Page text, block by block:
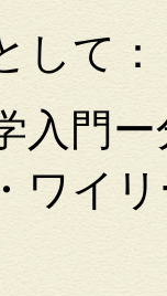
て：
入門ー
ワイ